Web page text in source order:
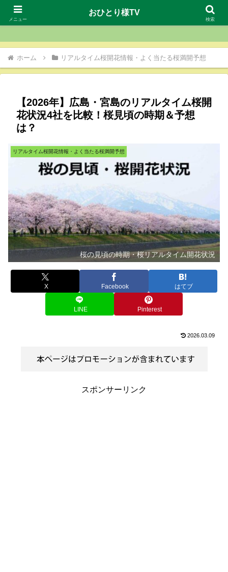
おひとり様TV
ホーム リアルタイム桜開花情報・よく当たる桜満開予想
【2026年】広島・宮島のリアルタイム桜開
花状況4社を比較！桜見頃の時期＆予想
は？
リアルタイム桜開花情報・よく当たる桜満開予想
桜の見頃の時期・桜リアルタイム開花状況
X Facebook はてブ
LINE Pinterest
2026.03.09
スポンサーリンク
メニュー
おひとり様TV
検索